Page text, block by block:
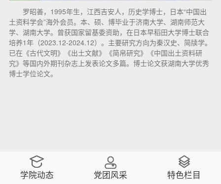
罗昭善，1995年生，江西吉安人，历史学博士，日本“中国出
土资料学会”海外会员。本、硕、博毕业于济南大学、湖南师范大
学、湖南大学。曾获国家留基委资助，在日本早稻田大学博士联合
培养1年（2023.12-2024.12）。主要研究方向为秦汉史、简牍学。
已在《古代文明》《出土文献》《简帛研究》《中国出土资料研
究》等国内外期刊杂志上发表论文多篇。博士论文获湖南大学优秀
博士学位论文。
学院动态 党团风采 特色栏目